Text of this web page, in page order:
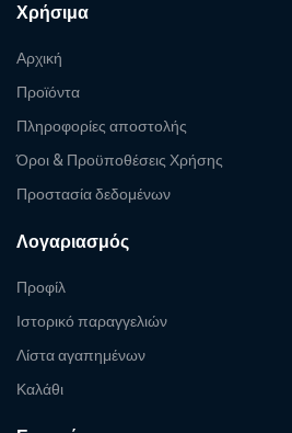
Χρήσιμα
Αρχική
Προϊόντα
Πληροφορίες αποστολής
Όροι & Προϋποθέσεις Χρήσης
Προστασία δεδομένων
Λογαριασμός
Προφίλ
Ιστορικό παραγγελιών
Λίστα αγαπημένων
Καλάθι